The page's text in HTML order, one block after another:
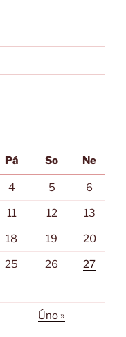
Pá So Ne
4 5 6
11 12 13
18 19 20
25 26 27
Úno »